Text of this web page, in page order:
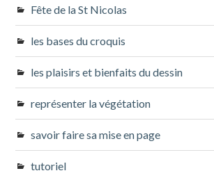
Fête de la St Nicolas
les bases du croquis
les plaisirs et bienfaits du dessin
représenter la végétation
savoir faire sa mise en page
tutoriel